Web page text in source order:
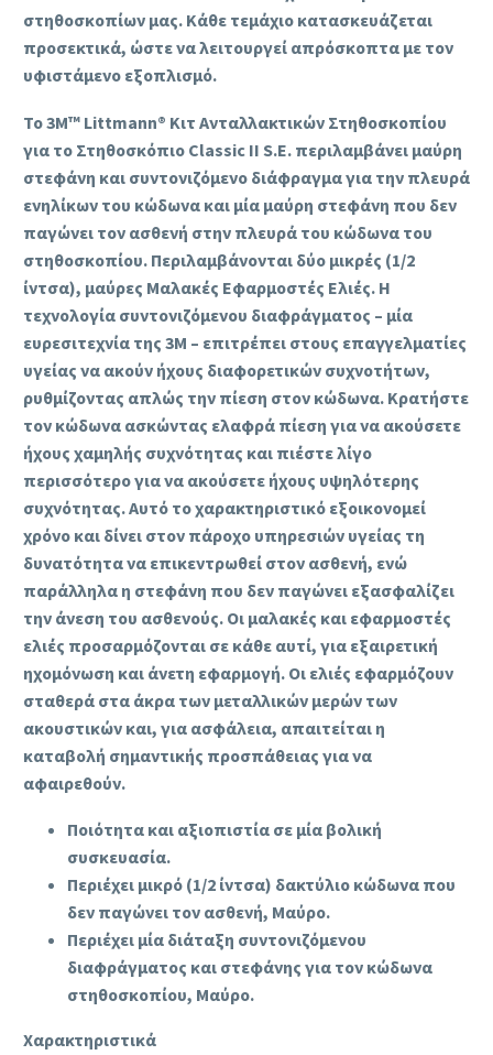
στηθοσκοπίων μας. Κάθε τεμάχιο κατασκευάζεται
προσεκτικά, ώστε να λειτουργεί απρόσκοπτα με τον
υφιστάμενο εξοπλισμό.
Το 3M™ Littmann® Κιτ Ανταλλακτικών Στηθοσκοπίου
για το Στηθοσκόπιο Classic II S.E. περιλαμβάνει μαύρη
στεφάνη και συντονιζόμενο διάφραγμα για την πλευρά
ενηλίκων του κώδωνα και μία μαύρη στεφάνη που δεν
παγώνει τον ασθενή στην πλευρά του κώδωνα του
στηθοσκοπίου. Περιλαμβάνονται δύο μικρές (1/2
ίντσα), μαύρες Μαλακές Εφαρμοστές Ελιές. Η
τεχνολογία συντονιζόμενου διαφράγματος – μία
ευρεσιτεχνία της 3M – επιτρέπει στους επαγγελματίες
υγείας να ακούν ήχους διαφορετικών συχνοτήτων,
ρυθμίζοντας απλώς την πίεση στον κώδωνα. Κρατήστε
τον κώδωνα ασκώντας ελαφρά πίεση για να ακούσετε
ήχους χαμηλής συχνότητας και πιέστε λίγο
περισσότερο για να ακούσετε ήχους υψηλότερης
συχνότητας. Αυτό το χαρακτηριστικό εξοικονομεί
χρόνο και δίνει στον πάροχο υπηρεσιών υγείας τη
δυνατότητα να επικεντρωθεί στον ασθενή, ενώ
παράλληλα η στεφάνη που δεν παγώνει εξασφαλίζει
την άνεση του ασθενούς. Οι μαλακές και εφαρμοστές
ελιές προσαρμόζονται σε κάθε αυτί, για εξαιρετική
ηχομόνωση και άνετη εφαρμογή. Οι ελιές εφαρμόζουν
σταθερά στα άκρα των μεταλλικών μερών των
ακουστικών και, για ασφάλεια, απαιτείται η
καταβολή σημαντικής προσπάθειας για να
αφαιρεθούν.
Ποιότητα και αξιοπιστία σε μία βολική
συσκευασία.
Περιέχει μικρό (1/2 ίντσα) δακτύλιο κώδωνα που
δεν παγώνει τον ασθενή, Μαύρο.
Περιέχει μία διάταξη συντονιζόμενου
διαφράγματος και στεφάνης για τον κώδωνα
στηθοσκοπίου, Μαύρο.
Χαρακτηριστικά